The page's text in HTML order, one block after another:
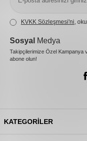
KVKK Sözleşmesi'ni,
Sosyal Medya
Takipçilerimize Özel Kampanya
abone olun!
KATEGORILER